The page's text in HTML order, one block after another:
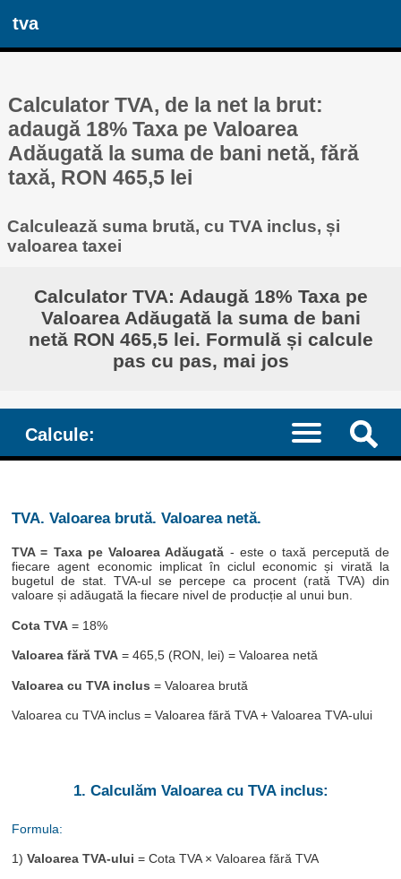
tva
Calculator TVA, de la net la brut:
adaugă 18% Taxa pe Valoarea
Adăugată la suma de bani netă, fără
taxă, RON 465,5 lei
Calculează suma brută, cu TVA inclus, și
valoarea taxei
Calculator TVA: Adaugă 18% Taxa pe
Valoarea Adăugată la suma de bani
netă RON 465,5 lei. Formulă și calcule
pas cu pas, mai jos
Calcule:
TVA. Valoarea brută. Valoarea netă.
TVA = Taxa pe Valoarea Adăugată - este o taxă percepută de
fiecare agent economic implicat în ciclul economic și virată la
bugetul de stat. TVA-ul se percepe ca procent (rată TVA) din
valoare și adăugată la fiecare nivel de producție al unui bun.
Cota TVA = 18%
Valoarea fără TVA = 465,5 (RON, lei) = Valoarea netă
Valoarea cu TVA inclus = Valoarea brută
Valoarea cu TVA inclus = Valoarea fără TVA + Valoarea TVA-ului
1. Calculăm Valoarea cu TVA inclus:
Formula:
1)Valoarea TVA-ului = Cota TVA × Valoarea fără TVA